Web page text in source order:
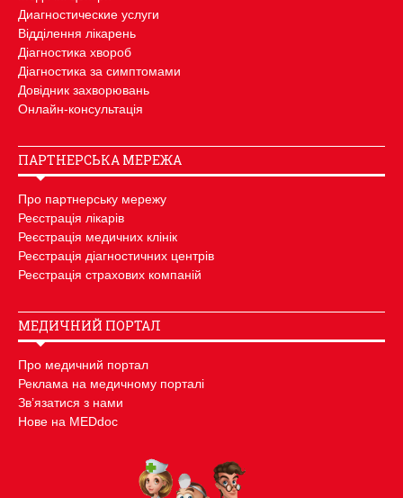
Диагностические услуги
Відділення лікарень
Діагностика хвороб
Діагностика за симптомами
Довідник захворювань
Онлайн-консультація
ПАРТНЕРСЬКА МЕРЕЖА
Про партнерську мережу
Реєстрація лікарів
Реєстрація медичних клінік
Реєстрація діагностичних центрів
Реєстрація страхових компаній
МЕДИЧНИЙ ПОРТАЛ
Про медичний портал
Реклама на медичному порталі
Зв’язатися з нами
Нове на MEDdoc